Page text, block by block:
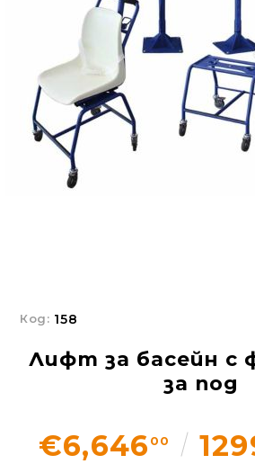
Добрич ул. Отец
Добрич
Осигуряване На
Ортези
Медицинско Оборудване
Нови Продукти
Код: 158
Лифт за басейн с
за под
€6,646 00